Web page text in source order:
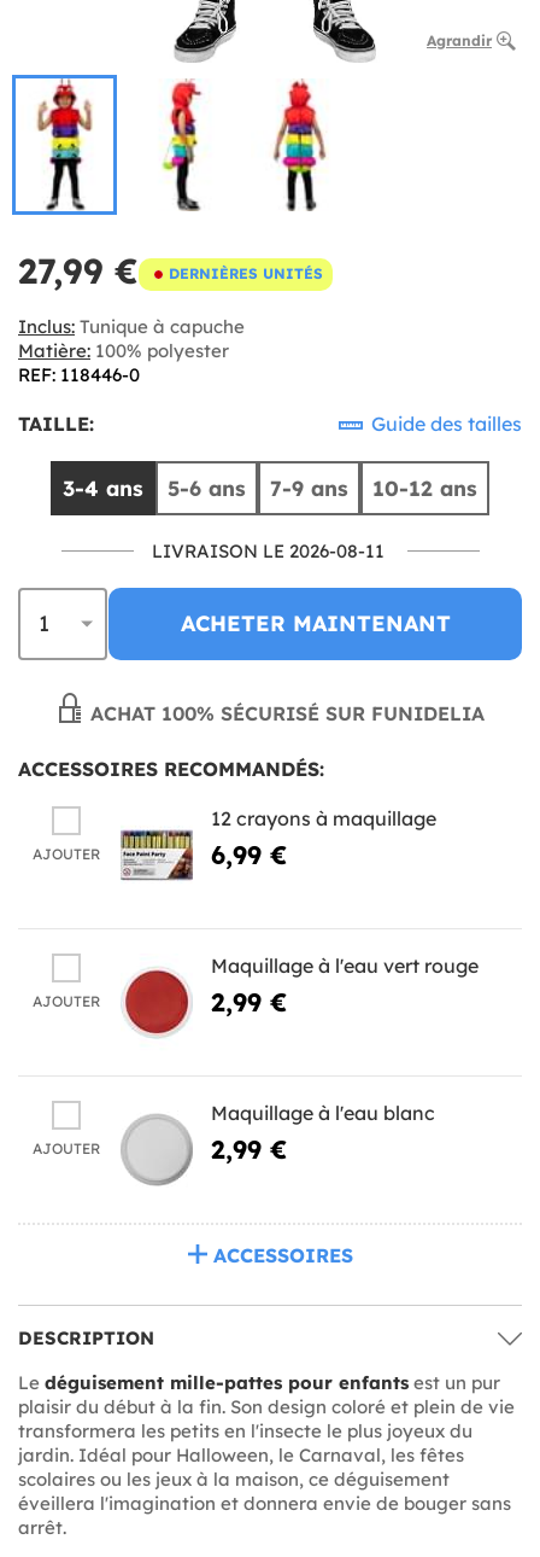
Agrandir
27,99 € DERNIÈRES UNITÉS
Inclus: Tunique à capuche
Matière: 100% polyester
REF: 118446-0
TAILLE: Guide des tailles
3-4 ans 5-6 ans 7-9 ans 10-12 ans
LIVRAISON LE 2026-08-11
ACHETER MAINTENANT
ACHAT 100% SÉCURISÉ SUR FUNIDELIA
ACCESSOIRES RECOMMANDÉS:
AJOUTER
12 crayons à maquillage
6,99 €
AJOUTER
Maquillage à l'eau vert rouge
2,99 €
AJOUTER
Maquillage à l'eau blanc
2,99 €
ACCESSOIRES
DESCRIPTION
Le déguisement mille-pattes pour enfants est un pur
plaisir du début à la fin. Son design coloré et plein de vie
transformera les petits en l'insecte le plus joyeux du
jardin. Idéal pour Halloween, le Carnaval, les fêtes
scolaires ou les jeux à la maison, ce déguisement
éveillera l'imagination et donnera envie de bouger sans
arrêt.